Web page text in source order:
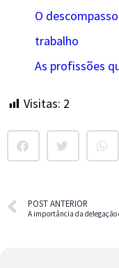
O
trabalho
As profissões
Visitas: 2
POST ANTERIOR